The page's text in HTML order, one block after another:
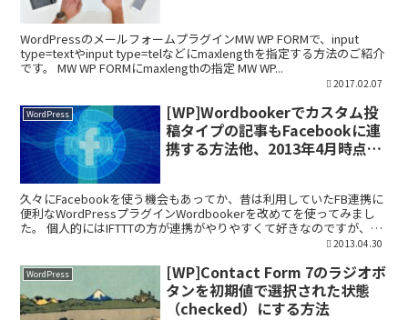
WordPressのメールフォームプラグインMW WP FORMで、input
type=textやinput type=telなどにmaxlengthを指定する方法のご紹介
です。 MW WP FORMにmaxlengthの指定 MW WP...
2017.02.07
WordPress
[WP]Wordbookerでカスタム投
稿タイプの記事もFacebookに連
携する方法他、2013年4月時点の
久々にFacebookを使う機会もあってか、昔は利用していたFB連携に
便利なWordPressプラグインWordbookerを改めてを使ってみまし
た。 個人的にはIFTTTの方が連携がやりやすくて好きなのですが、プ
2013.04.30
WordPress
[WP]Contact Form 7のラジオボ
タンを初期値で選択された状態
（checked）にする方法